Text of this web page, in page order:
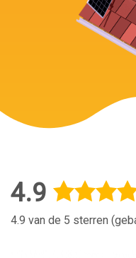
4.9
4.9 van de 5 sterren